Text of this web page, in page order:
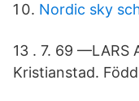
Nordic sky
13 . 7. 69 —LARS
Kristianstad. Född